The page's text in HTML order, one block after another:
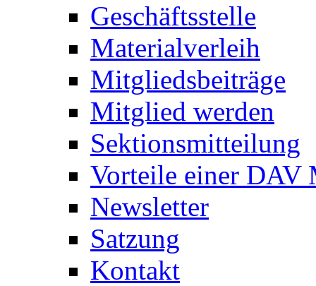
Geschäftsstelle
Materialverleih
Mitgliedsbeiträge
Mitglied werden
Sektionsmitteilung
Vorteile einer DAV
Newsletter
Satzung
Kontakt